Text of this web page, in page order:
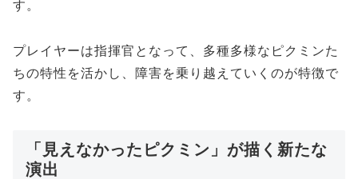
す。
プレイヤーは指揮官となって、多種多様なピクミンた
ちの特性を活かし、障害を乗り越えていくのが特徴で
す。
「見えなかったピクミン」が描く新たな
演出